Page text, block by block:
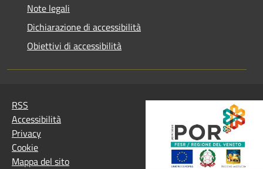
Note legali
Dichiarazione di accessibilità
Obiettivi di accessibilità
RSS
Accessibilità
Privacy
Cookie
Mappa del sito